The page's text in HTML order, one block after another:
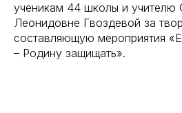
ученикам 44 школы и учителю
Леонидовне Гвоздевой за
составляющую мероприятия
– Родину защищать».